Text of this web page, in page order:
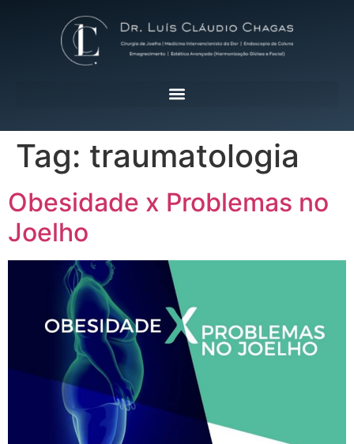
Tag: traumatologia
Obesidade x Problemas no
Joelho